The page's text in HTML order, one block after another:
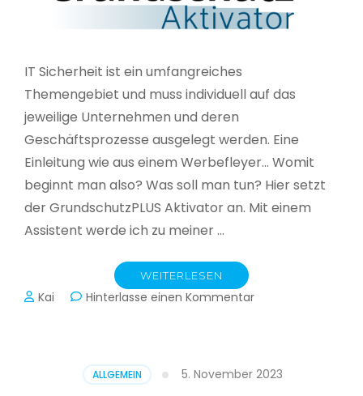
IT Sicherheit ist ein umfangreiches
Themengebiet und muss individuell auf das
jeweilige Unternehmen und deren
Geschäftsprozesse ausgelegt werden. Eine
Einleitung wie aus einem Werbefleyer… Womit
beginnt man also? Was soll man tun? Hier setzt
der GrundschutzPLUS Aktivator an. Mit einem
Assistent werde ich zu meiner …
WEITERLESEN
Kai Hinterlasse einen Kommentarzu
ALLGEMEIN 5. November 2023